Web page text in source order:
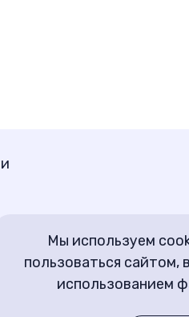
Вход
Мы используем
пользоваться сайтом,
использованием